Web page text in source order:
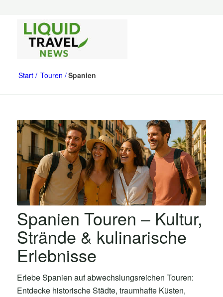
Start Touren Spanien
Spanien Touren – Kultur,
Strände & kulinarische
Erlebnisse
Erlebe Spanien auf abwechslungsreichen Touren:
Entdecke historische Städte, traumhafte Küsten,